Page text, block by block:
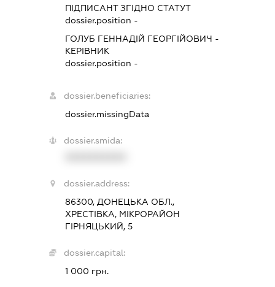
ПІДПИСАНТЗГІДНО СТАТУТ
dossier.position -
ГОЛУБ ГЕННАДІЙ ГЕОРГІЙОВИЧ -
КЕРІВНИК
dossier.position -
dossier.beneficiaries:
dossier.missingData
dossier.smida:
dossier.address:
86300, ДОНЕЦЬКА ОБЛ.,
ХРЕСТІВКА, МІКРОРАЙОН
ГІРНЯЦЬКИЙ, 5
dossier.capital:
1 000 грн.